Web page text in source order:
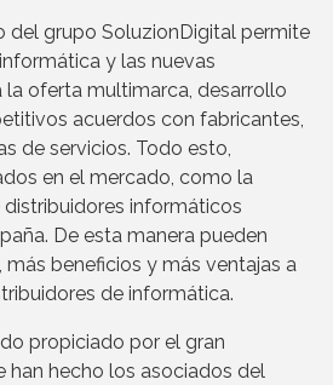
del grupo SoluzionDigital permite
y las nuevas
la oferta multimarca, desarrollo
acuerdos con fabricantes,
de servicios. Todo esto,
en el mercado, como la
informáticos
De esta manera pueden
beneficios y más ventajas a
de informática.
propiciado por el gran
han hecho los asociados del